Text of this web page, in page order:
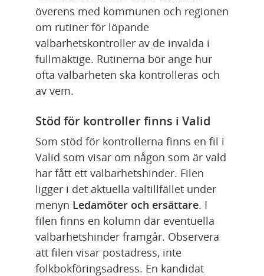
överens med kommunen och regionen
om rutiner för löpande
valbarhetskontroller av de invalda i
fullmäktige. Rutinerna bör ange hur
ofta valbarheten ska kontrolleras och
av vem.
Stöd för kontroller finns i Valid
Som stöd för kontrollerna finns en fil i
Valid som visar om någon som är vald
har fått ett valbarhetshinder. Filen
ligger i det aktuella valtillfället under
menyn Ledamöter och ersättare. I
filen finns en kolumn där eventuella
valbarhetshinder framgår. Observera
att filen visar postadress, inte
folkbokföringsadress. En kandidat